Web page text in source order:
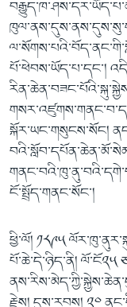
པོ་ཕེབས་ཡོད་པ་དང་།
སྐོར་ཡང་གསུངས་སོང།
ངོ་སྤྲོད་གནང་སོང་།
ཕྱི་ལོ། ༡༨༩༥
པོ་ཆེ་དེ་ཉིད་ནི། ལོ་ངོ༢༥